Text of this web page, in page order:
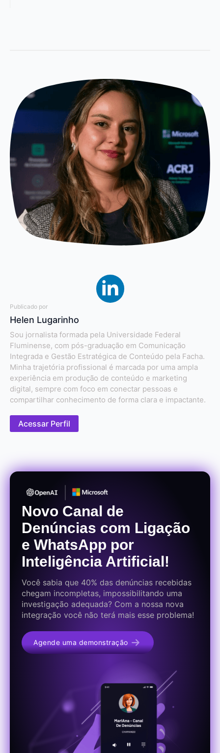
Publicado por
Helen Lugarinho
Sou jornalista formada pela Universidade Federal
Fluminense, com pós-graduação em Comunicação
Integrada e Gestão Estratégica de Conteúdo pela Facha.
Minha trajetória profissional é marcada por uma ampla
experiência em produção de conteúdo e marketing
digital, sempre com foco em conectar pessoas e
compartilhar conhecimento de forma clara e impactante.
Acessar Perfil
Novo Canal de
Denúncias com Ligação
e WhatsApp por
Inteligência Artificial!
Você sabia que 40% das denúncias recebidas
chegam incompletas, impossibilitando uma
investigação adequada? Com a nossa nova
integração você não terá mais esse problema!
Agende uma demonstração